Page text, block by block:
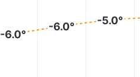
-6.0°
-6.0°
-5.0°